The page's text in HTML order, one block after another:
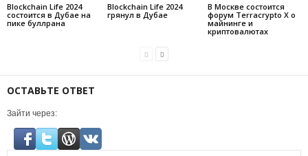
Blockchain Life 2024
состоится в Дубае на
пике буллрана
Blockchain Life 2024
грянул в Дубае
В Москве состоится
форум Terracrypto X о
майнинге и
криптовалютах
ОСТАВЬТЕ ОТВЕТ
Зайти через: